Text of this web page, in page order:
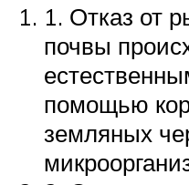
1. Отказ от
почвы
помощью
земляных